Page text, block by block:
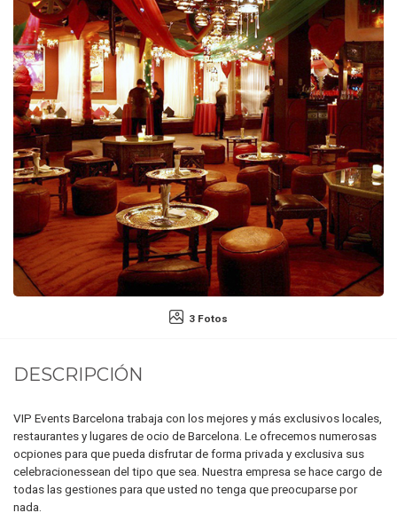
3 Fotos
DESCRIPCIÓN
VIP Events Barcelona trabaja con los mejores y más exclusivos locales,
restaurantes y lugares de ocio de Barcelona. Le ofrecemos numerosas
ocpiones para que pueda disfrutar de forma privada y exclusiva sus
celebracionessean del tipo que sea. Nuestra empresa se hace cargo de
todas las gestiones para que usted no tenga que preocuparse por
nada.